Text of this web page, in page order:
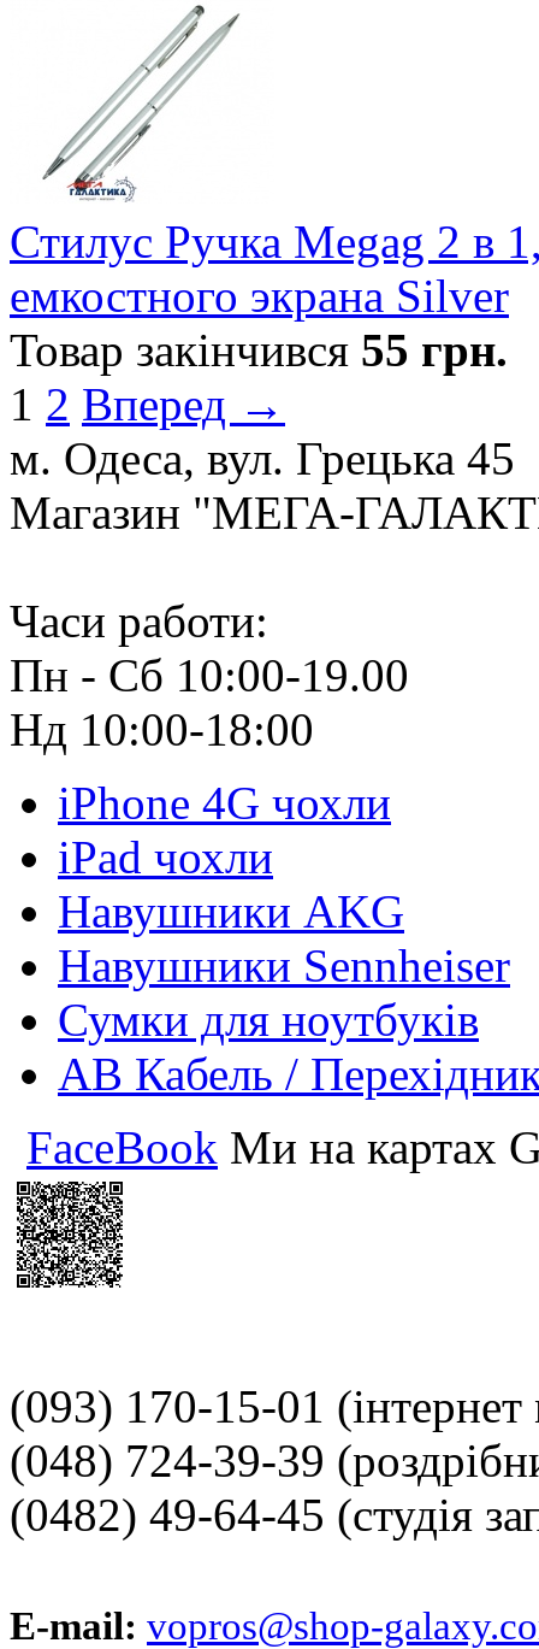
Стилус Ручка Megag 2 в
емкостного экрана Silver
Товар закінчився 55 грн.
1 2 Вперед →
м. Одеса, вул. Грецька 45
Магазин "МЕГА-
Часи работи:
Пн - Сб 10:00-19.00
Нд 10:00-18:00
iPhone 4G чохли
iPad чохли
Навушники AKG
Навушники Sennheiser
Сумки для ноутбуків
АВ Кабель /
FaceBook Ми на картах
(093) 170-15-01
(048) 724-39-39
(0482) 49-64-45 (студія
E-mail: vopros@shop-